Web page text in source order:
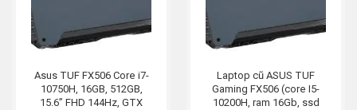
Asus TUF FX506 Core i7-
10750H, 16GB, 512GB,
15.6” FHD 144Hz, GTX
Laptop cũ ASUS TUF
Gaming FX506 (core I5-
10200H, ram 16Gb, ssd